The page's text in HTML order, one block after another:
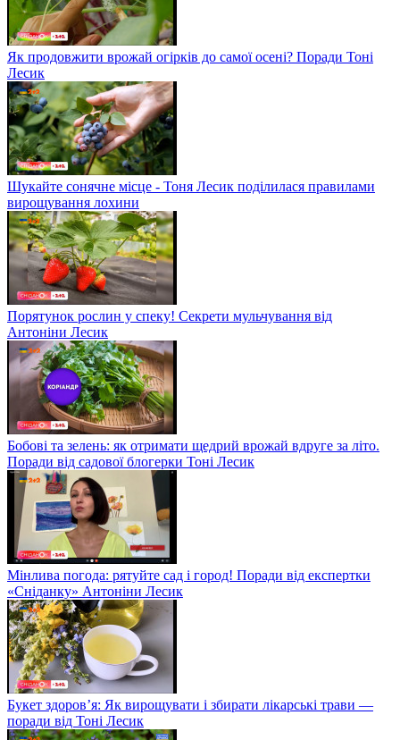
Як продовжити врожай огірків до самої осені? Поради Тоні
Лесик
Шукайте сонячне місце - Тоня Лесик поділилася правилами
вирощування лохини
Порятунок рослин у спеку! Секрети мульчування від
Антоніни Лесик
Бобові та зелень: як отримати щедрий врожай вдруге за літо.
Поради від садової блогерки Тоні Лесик
Мінлива погода: рятуйте сад і город! Поради від експертки
«Сніданку» Антоніни Лесик
Букет здоров’я: Як вирощувати і збирати лікарські трави —
поради від Тоні Лесик